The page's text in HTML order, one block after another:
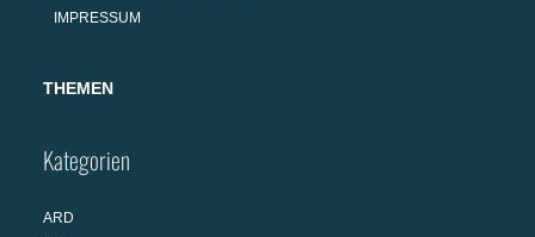
IMPRESSUM
THEMEN
Kategorien
ARD